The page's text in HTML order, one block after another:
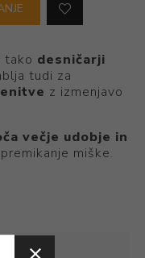
tako desničarji
tudi za
z izmenjavo
večje udobje in
miške.